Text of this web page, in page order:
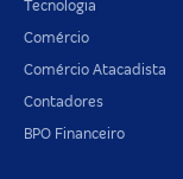
Tecnologia
Comércio
Comércio Atacadista
Contadores
BPO Financeiro